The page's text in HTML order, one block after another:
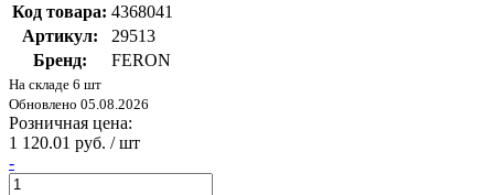
Код товара: 4368041
Артикул:
29513
Бренд:
FERON
На складе 6 шт
Обновлено 05.08.2026
Розничная цена:
1 120.01 руб. / шт
-